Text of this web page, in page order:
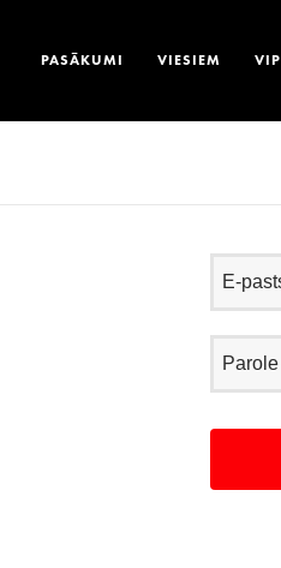
PASĀKUMI VIESIEM VIP